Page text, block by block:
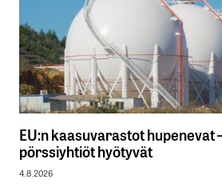
EU:n kaasuvarastot hupenevat
pörssiyhtiöt hyötyvät
4.8.2026